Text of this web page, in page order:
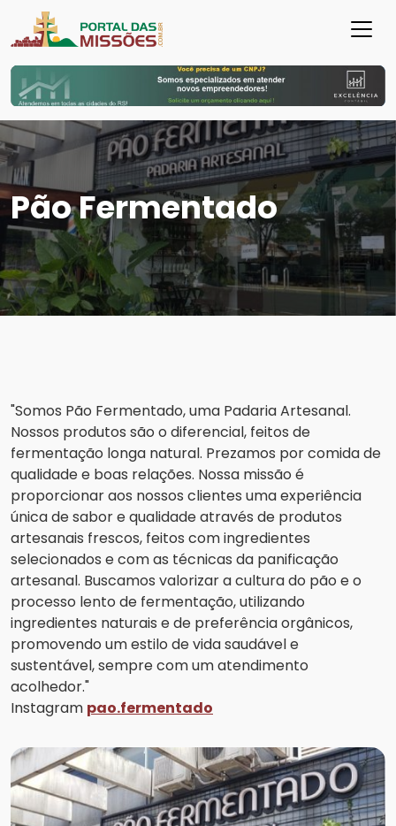
Pão Fermentado
"Somos Pão Fermentado, uma Padaria Artesanal.
Nossos produtos são o diferencial, feitos de
fermentação longa natural. Prezamos por comida de
qualidade e boas relações. Nossa missão é
proporcionar aos nossos clientes uma experiência
única de sabor e qualidade através de produtos
artesanais frescos, feitos com ingredientes
selecionados e com as técnicas da panificação
artesanal. Buscamos valorizar a cultura do pão e o
processo lento de fermentação, utilizando
ingredientes naturais e de preferência orgânicos,
promovendo um estilo de vida saudável e
sustentável, sempre com um atendimento
acolhedor."
Instagram pao.fermentado